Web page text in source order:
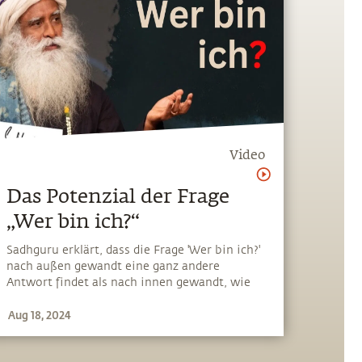
Video
Das Potenzial der Frage
„Wer bin ich?“
Sadhguru erklärt, dass die Frage 'Wer bin ich?'
nach außen gewandt eine ganz andere
Antwort findet als nach innen gewandt, wie
Übung der Selbstergründung gelehrt hat
Aug 18, 2024